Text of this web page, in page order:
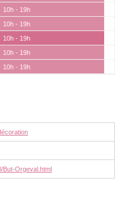
10h - 19h
10h - 19h
10h - 19h
10h - 19h
10h - 19h
But-Orgeval.html